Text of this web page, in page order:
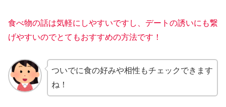
食べ物の話は気軽にしやすいですし、デートの誘いにも繋
げやすいのでとてもおすすめの方法です！
ついでに食の好みや相性もチェックできます
ね！